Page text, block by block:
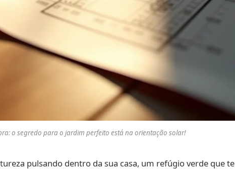
o segredo para o jardim perfeito está na orientação solar!
pulsando dentro da sua casa, um refúgio verde que te